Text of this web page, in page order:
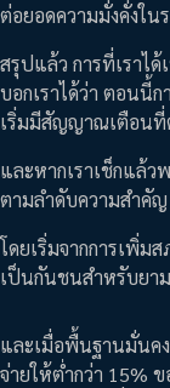
ต่อยอดความมั่งคั่งใน
สรุปแล้ว การที่เราไ
บอกเราได้ว่า ตอนนี้ก
เริ่มมีสัญญาณเตือนที่
และหากเราเช็กแล้
ตามลำดับความสำคัญ
โดยเริ่มจากการเพิ่ม
เป็นกันชนสำหรับยา
และเมื่อพื้นฐานมั่นค
จ่ายให้ต่ำกว่า 15%